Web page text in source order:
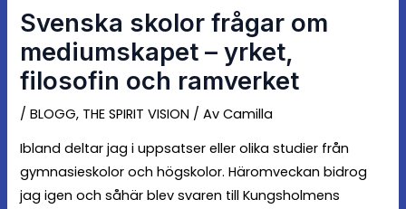
Svenska skolor frågar om
mediumskapet – yrket,
filosofin och ramverket
/BLOGG, THE SPIRIT VISION / Av Camilla
Ibland deltar jag i uppsatser eller olika studier från
gymnasieskolor och högskolor. Häromveckan bidrog
jag igen och såhär blev svaren till Kungsholmens